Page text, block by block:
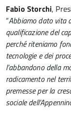
Fabio Storchi,
“Abbiamo dato vita
qualificazione del
perché riteniamo
tecnologie e dei
l’abbandono della
radicamento nel
premesse per la
sociale